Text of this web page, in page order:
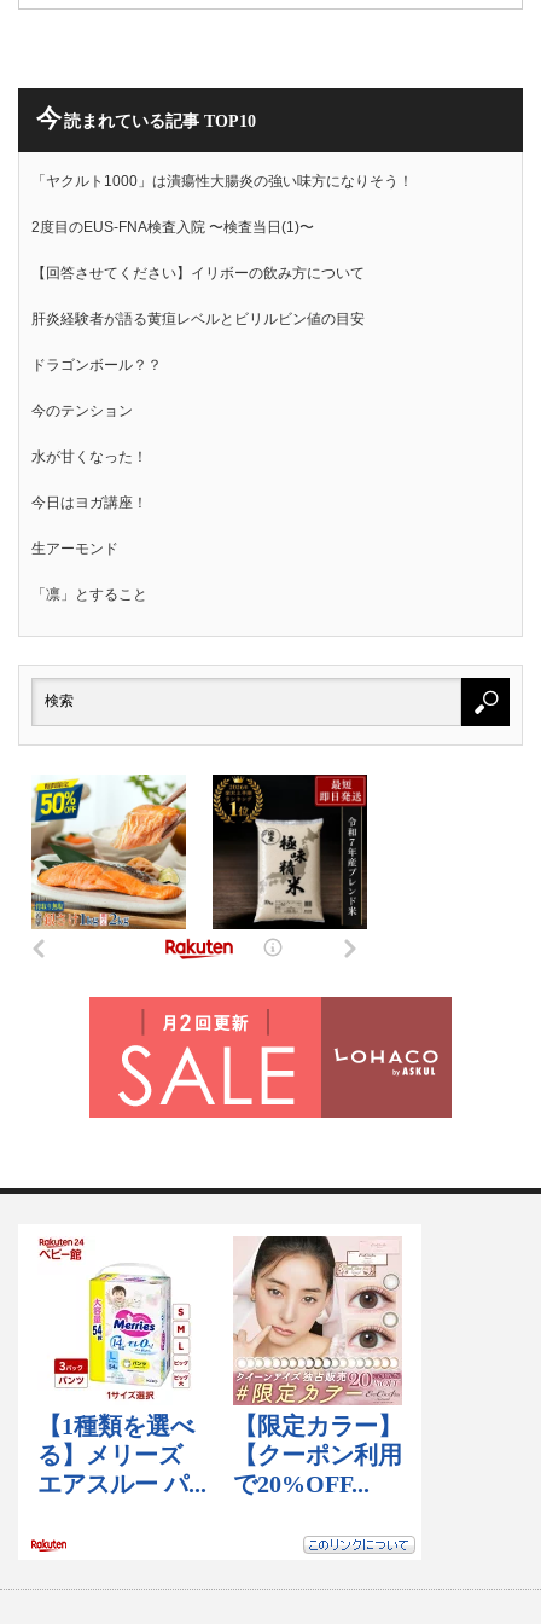
今読まれている記事 TOP10
「ヤクルト1000」は潰瘍性大腸炎の強い味方になりそう！
2度目のEUS-FNA検査入院 〜検査当日(1)〜
【回答させてください】イリボーの飲み方について
肝炎経験者が語る黄疸レベルとビリルビン値の目安
ドラゴンボール？？
今のテンション
水が甘くなった！
今日はヨガ講座！
生アーモンド
「凛」とすること